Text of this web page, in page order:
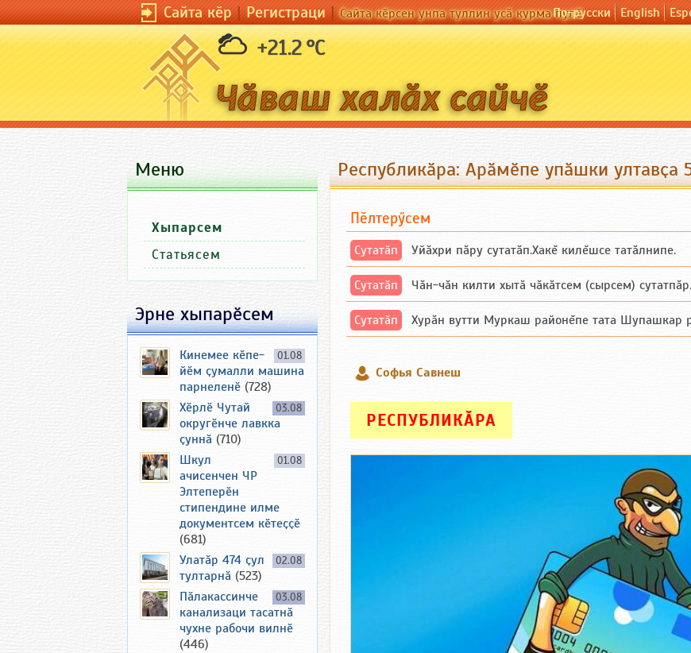
Сайта кӗр|Регистраци|Сайта кӗрсен унпа туллин усӑ курма пулӗПо-русски English
+21.2 °C
Республикӑра: Арӑмӗпе упӑшки ултавҫа
Пӗлтерӳсем
Сутатӑп Уйăхри пăру сутатăп.Хакĕ килĕшсе татăлнипе.
Сутатӑп Чăн-чăн килти хытă чăкăтсем (сырсем)
Сутатӑп Хурăн вутти Муркаш районĕпе тата Шупашкар
Софья Савнеш
РЕСПУБЛИКӐРА
Меню
Хыпарсем
Статьясем
Эрне хыпарӗсем
01.08
Кинемее кӗпе-
йӗм ҫумалли машина
парнеленӗ (728)
03.08
Хӗрлӗ Чутай
округӗнче лавкка
ҫуннӑ (710)
01.08
Шкул
ачисенчен ЧР
Элтеперӗн
стипендине илме
документсем кӗтеҫҫӗ
(681)
02.08
Улатӑр 474 ҫул
тултарнӑ (523)
03.08
Пӑлакассинче
канализаци тасатнӑ
чухне рабочи вилнӗ
(446)